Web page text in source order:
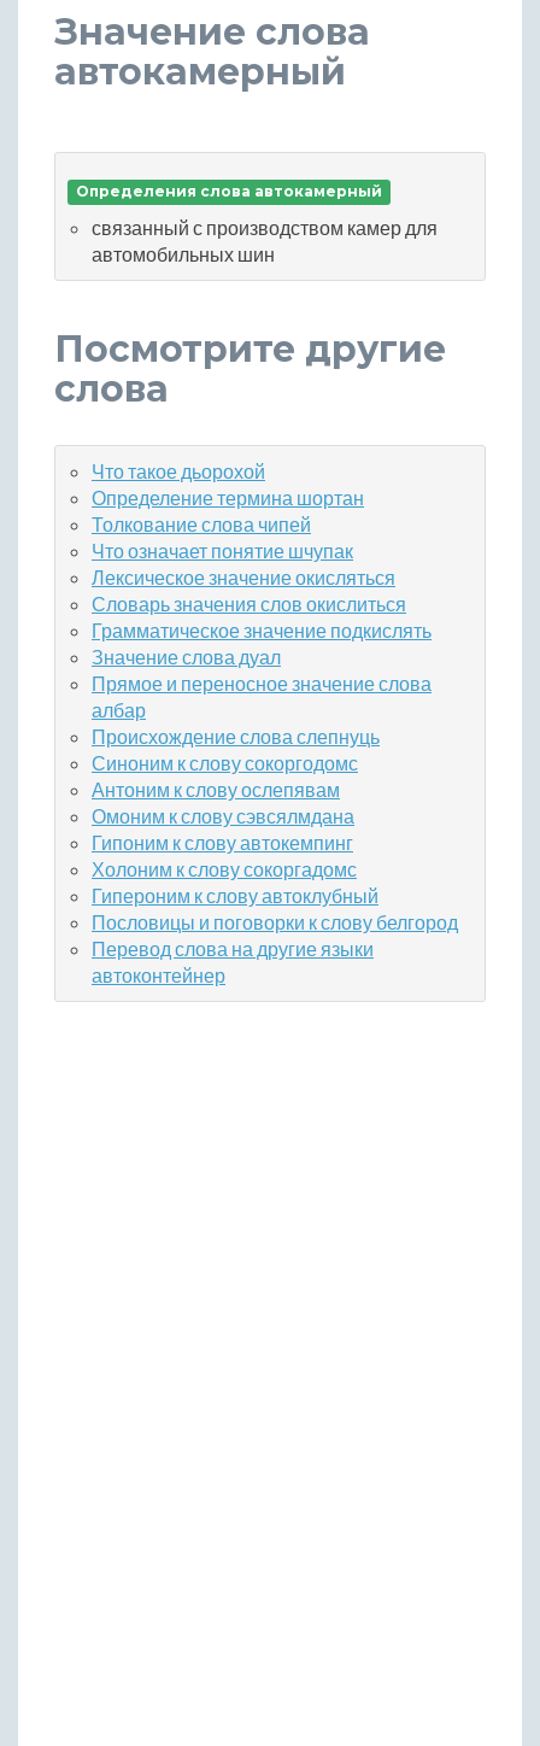
Значение слова
автокамерный
Определения слова автокамерный
связанный с производством камер для
автомобильных шин
Посмотрите другие
слова
Что такое дьорохой
Определение термина шортан
Толкование слова чипей
Что означает понятие шчупак
Лексическое значение окисляться
Словарь значения слов окислиться
Грамматическое значение подкислять
Значение слова дуал
Прямое и переносное значение слова
албар
Происхождение слова слепнуць
Синоним к слову сокоргодомс
Антоним к слову ослепявам
Омоним к слову сэвсялмдана
Гипоним к слову автокемпинг
Холоним к слову сокоргадомс
Гипероним к слову автоклубный
Пословицы и поговорки к слову белгород
Перевод слова на другие языки
автоконтейнер